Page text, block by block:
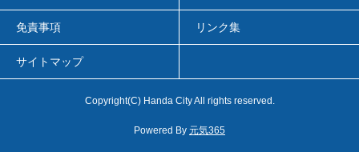
免責事項 リンク集
サイトマップ
Copyright(C) Handa City All rights reserved.
Powered By 元気365